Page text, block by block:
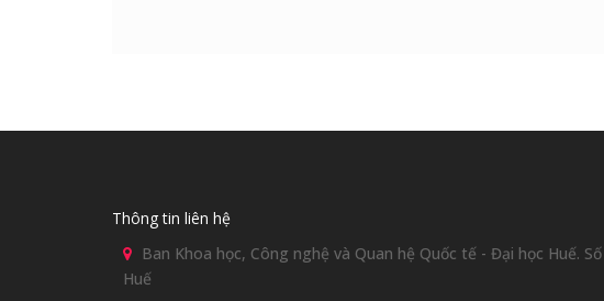
Thông tin liên hệ
Ban Khoa học, Công nghệ và Quan hệ Quốc tế - Đại học Huế.
Huế